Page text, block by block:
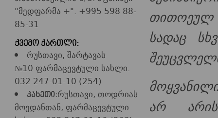
"მედფარმა +". +995 598 88-
85-31
ქვემო ქართლი:
რუსთავი, შარტავას
№10 ფარმაცევტული სახლი.
032 247-01-10 (254)
კახეთი:რუსთავი, თოდრიას
მოედანთან, ფარმაცევტული
თითოეულ
სადაც
არ